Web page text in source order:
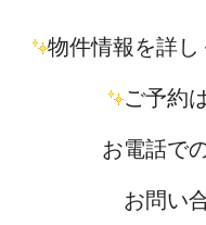
物件情報を詳し
ご予約
お電話で
お問い